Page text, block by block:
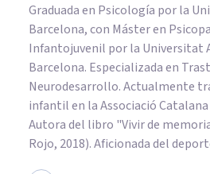
Graduada en Psicología por la
Barcelona, con Máster en
Infantojuvenil por la Universitat
Barcelona. Especializada en
Neurodesarrollo. Actualmente
infantil en la Associació
Autora del libro "Vivir de
Rojo, 2018). Aficionada del